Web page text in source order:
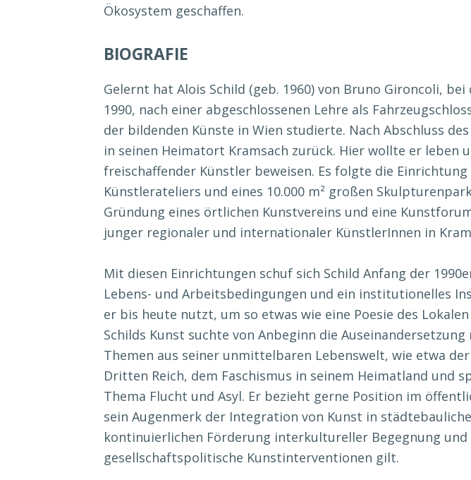
Ökosystem geschaffen.
BIOGRAFIE
Gelernt hat Alois Schild (geb. 1960) von Bruno Gironcoli, bei
1990, nach einer abgeschlossenen Lehre als
der bildenden Künste in Wien studierte. Nach Abschluss
in seinen Heimatort Kramsach zurück. Hier wollte er leben
freischaffender Künstler beweisen. Es folgte die Einrichtung
Künstlerateliers und eines 10.000 m² großen
Gründung eines örtlichen Kunstvereins und eine
junger regionaler und internationaler KünstlerInnen in
Mit diesen Einrichtungen schuf sich Schild Anfang der
Lebens- und Arbeitsbedingungen und ein institutionelles
er bis heute nutzt, um so etwas wie eine Poesie des
Schilds Kunst suchte von Anbeginn die
Themen aus seiner unmittelbaren Lebenswelt, wie etwa
Dritten Reich, dem Faschismus in seinem Heimatland und
Thema Flucht und Asyl. Er bezieht gerne Position im
sein Augenmerk der Integration von Kunst in
kontinuierlichen Förderung interkultureller Begegnung und
gesellschaftspolitische Kunstinterventionen gilt.